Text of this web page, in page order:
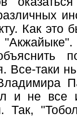
Как это
Все-таки
и не все
Так,